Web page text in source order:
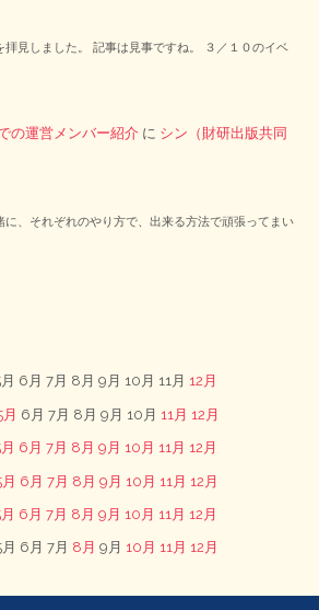
拝見しました。 記事は見事ですね。 ３／１０のイベ
の運営メンバー紹介 に シン（財研出版共同
に、それぞれのやり方で、出来る方法で頑張ってまい
6月 7月 8月 9月 10月 11月 12月
月 6月 7月 8月 9月 10月 11月 12月
6月 7月 8月 9月 10月 11月 12月
6月 7月 8月 9月 10月 11月 12月
6月 7月 8月 9月 10月 11月 12月
6月 7月 8月 9月 10月 11月 12月